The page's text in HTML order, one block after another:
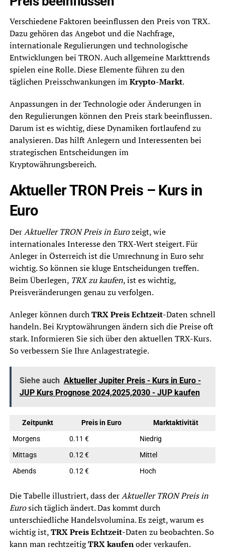
Verschiedene Faktoren beeinflussen den Preis von TRX.
Dazu gehören das Angebot und die Nachfrage,
internationale Regulierungen und technologische
Entwicklungen bei TRON. Auch allgemeine Markttrends
spielen eine Rolle. Diese Elemente führen zu den
täglichen Preisschwankungen imKrypto-Markt.
Anpassungen in der Technologie oder Änderungen in
den Regulierungen können den Preis stark beeinflussen.
Darum ist es wichtig, diese Dynamiken fortlaufend zu
analysieren. Das hilft Anlegern und Interessenten bei
strategischen Entscheidungen im
Kryptowährungsbereich.
Aktueller TRON Preis – Kurs in
Euro
DerAktueller TRON Preis in Eurozeigt, wie
internationales Interesse den TRX-Wert steigert. Für
Anleger in Österreich ist die Umrechnung in Euro sehr
wichtig. So können sie kluge Entscheidungen treffen.
Beim Überlegen, TRX zu kaufen, ist es wichtig,
Preisveränderungen genau zu verfolgen.
Anleger können durchTRX Preis Echtzeit-Daten schnell
handeln. Bei Kryptowährungen ändern sich die Preise oft
stark. Informieren Sie sich über den aktuellen TRX-Kurs.
So verbessern Sie Ihre Anlagestrategie.
Siehe auch Aktueller Jupiter Preis - Kurs in Euro -
JUP Kurs Prognose 2024,2025,2030 - JUP kaufen
Zeitpunkt Preis in Euro
Marktaktivität
Morgens
0.11 €
Niedrig
Mittags
0.12 €
Mittel
Abends
0.12 € Hoch
Die Tabelle illustriert, dass derAktueller TRON Preis in
Eurosich täglich ändert. Das kommt durch
unterschiedliche Handelsvolumina. Es zeigt, warum es
wichtig ist,TRX Preis Echtzeit-Daten zu beobachten. So
kann man rechtzeitigTRX kaufenoder verkaufen.